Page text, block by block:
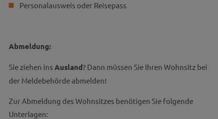
Personalausweis oder Reisepass
Abmeldung:
Sie ziehen ins Ausland? Dann müssen Sie Ihren Wohnsitz bei
der Meldebehörde abmelden!
Zur Abmeldung des Wohnsitzes benötigen Sie folgende
Unterlagen: